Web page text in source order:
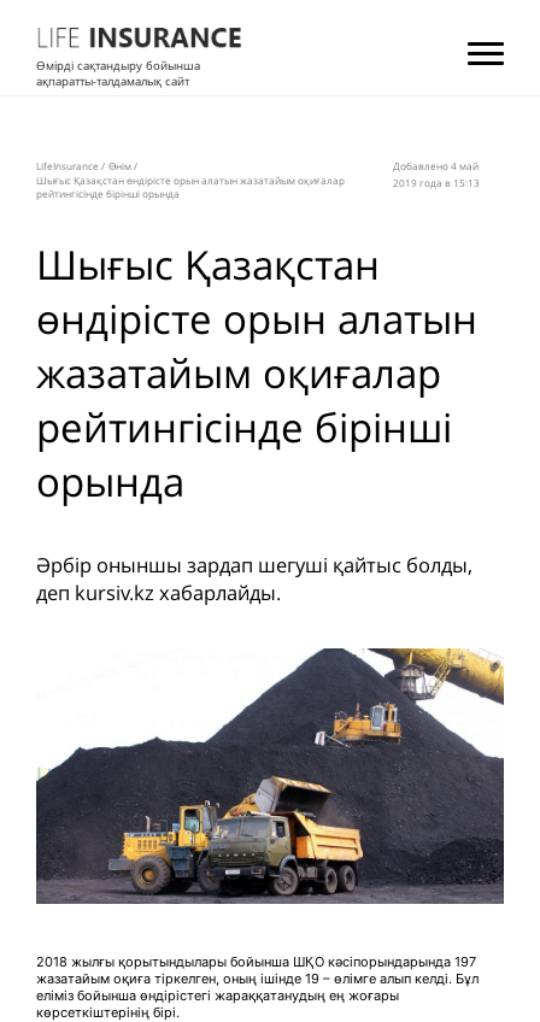
Өмірді сақтандыру бойынша
ақпаратты-талдамалық сайт
LifeInsurance / Өнім/
Шығыс Қазақстан өндірісте орын алатын жазатайым оқиғалар
рейтингісінде бірінші орында
Добавлено 4 май
2019 года в 15:13
Шығыс Қазақстан
өндірісте орын алатын
жазатайым оқиғалар
рейтингісінде бірінші
орында
Әрбір оныншы зардап шегуші қайтыс болды,
деп kursiv.kz хабарлайды.
2018 жылғы қорытындылары бойынша ШҚО кәсіпорындарында 197
жазатайым оқиға тіркелген, оның ішінде 19 – өлімге алып келді. Бұл
еліміз бойынша өндірістегі жараққатанудың ең жоғары
көрсеткіштерінің бірі.